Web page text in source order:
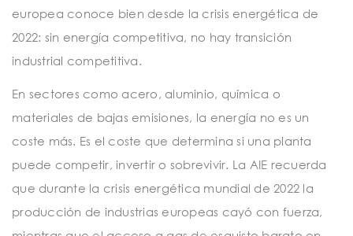
europea conoce bien desde la crisis energética de
2022: sin energía competitiva, no hay transición
industrial competitiva.
En sectores como acero, aluminio, química o
materiales de bajas emisiones, la energía no es un
coste más. Es el coste que determina si una planta
puede competir, invertir o sobrevivir. La AIE recuerda
que durante la crisis energética mundial de 2022 la
producción de industrias europeas cayó con fuerza,